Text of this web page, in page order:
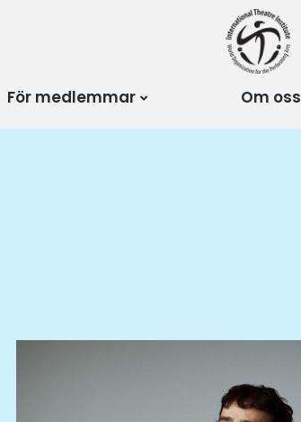
För medlemmar Om oss